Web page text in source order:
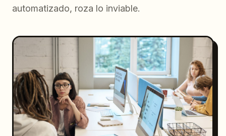
automatizado, roza lo inviable.